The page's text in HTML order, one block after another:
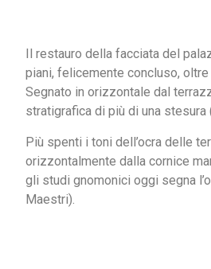
Il restauro della facciata del
piani, felicemente concluso,
Segnato in orizzontale dal
stratigrafica di più di una
Più spenti i toni dell’ocra delle
orizzontalmente dalla cornice
gli studi gnomonici oggi segna
Maestri).